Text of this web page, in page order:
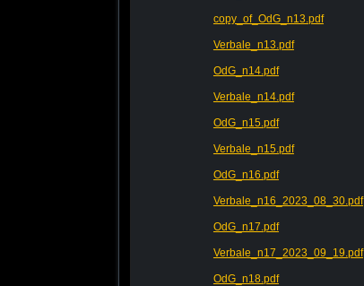
copy_of_OdG_n13.pdf
Verbale_n13.pdf
OdG_n14.pdf
Verbale_n14.pdf
OdG_n15.pdf
Verbale_n15.pdf
OdG_n16.pdf
Verbale_n16_2023_08_30.pdf
OdG_n17.pdf
Verbale_n17_2023_09_19.pdf
OdG_n18.pdf